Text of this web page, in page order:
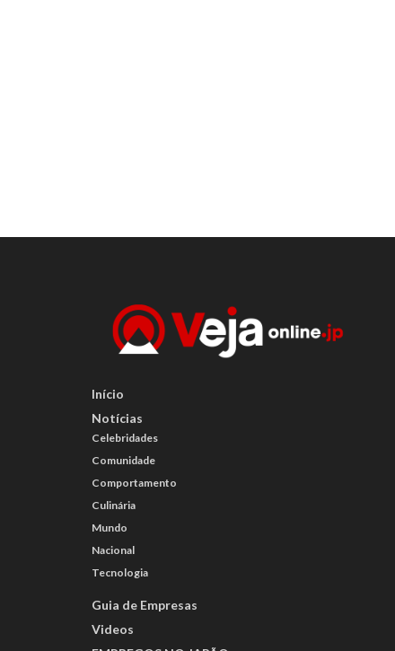
Início
Notícias
Celebridades
Comunidade
Comportamento
Culinária
Mundo
Nacional
Tecnologia
Guia de Empresas
Videos